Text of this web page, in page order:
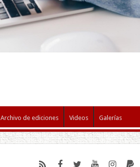
Archivo de ediciones Videos Galerías